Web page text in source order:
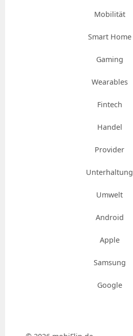
Mobilität
Smart Home
Gaming
Wearables
Fintech
Handel
Provider
Unterhaltung
Umwelt
Android
Apple
Samsung
Google